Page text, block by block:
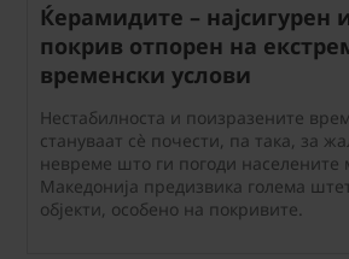
Ќерамидите – најсигурен
покрив отпорен на
временски услови
Нестабилноста и поизразените
стануваат сè почести, па така, за
невреме што ги погоди населените
Македонија предизвика голема
објекти, особено на покривите.